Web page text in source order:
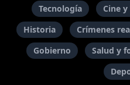
Tecnología
Cine
Historia
Crímenes
Gobierno
Salud y